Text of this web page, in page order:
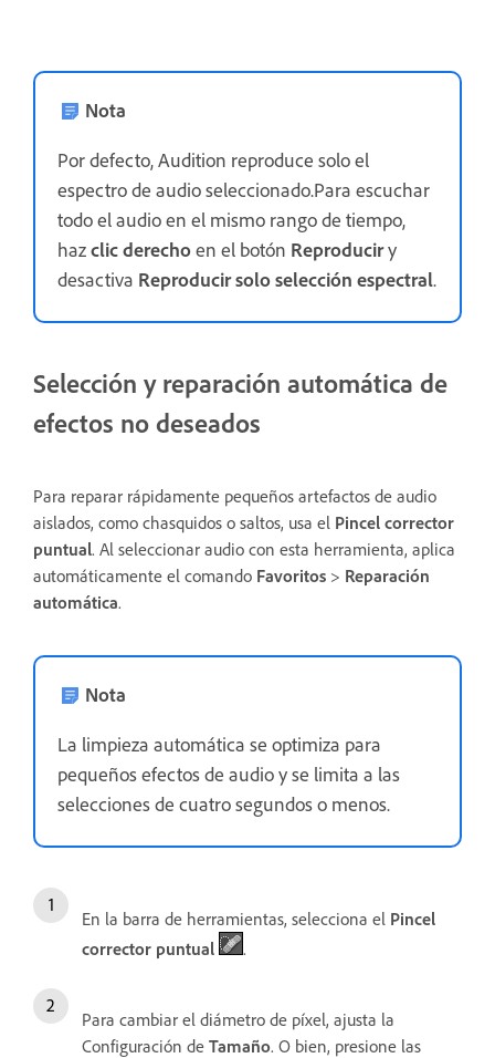
Nota
Por defecto, Audition reproduce solo el
espectro de audio seleccionado.Para escuchar
todo el audio en el mismo rango de tiempo,
hazclicderechoen el botón Reproduciry
desactiva Reproducir solo selección espectral.
Selección y reparación automática de
efectos no deseados
Para reparar rápidamente pequeños artefactos de audio
aislados, como chasquidos o saltos, usa el Pincel corrector
puntual. Al seleccionar audio con esta herramienta, aplica
automáticamente el comando Favoritos > Reparación
automática.
Nota
La limpieza automática se optimiza para
pequeños efectos de audio y se limita a las
selecciones de cuatro segundos o menos.
En la barra de herramientas, selecciona el Pincel
corrector puntual
.
Para cambiar el diámetro de píxel, ajusta la
Configuración de Tamaño. O bien, presione las